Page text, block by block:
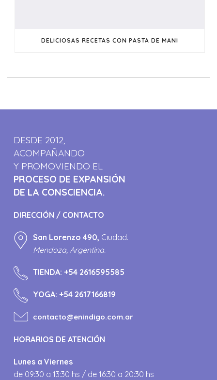
DELICIOSAS RECETAS CON PASTA DE MANI
DESDE 2012,
ACOMPAÑANDO
Y PROMOVIENDO EL
PROCESO DE EXPANSIÓN
DE LA CONSCIENCIA.
DIRECCIÓN / CONTACTO
San Lorenzo 490, Ciudad.
Mendoza, Argentina.
TIENDA:+54 2616595585
YOGA:+54 2617166819
contacto@enindigo.com.ar
HORARIOS DE ATENCIÓN
Lunes a Viernes
de 09:30 a 13:30 hs / de 16:30 a 20:30 hs